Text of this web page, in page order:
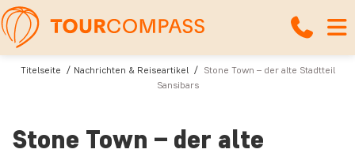
Titelseite Nachrichten & Reiseartikel
Stone Town – der alte Stadtteil
Sansibars
Stone Town – der alte